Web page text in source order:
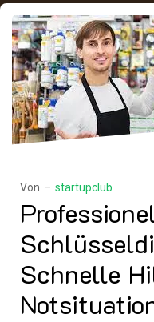
Von – startupclub
Schnelle